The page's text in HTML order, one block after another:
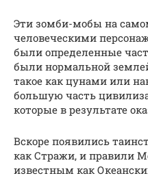
Эти зомби-мобы на
человеческими
были определенные
были нормальной
такое как цунами или
большую часть
которые в результате
Вскоре появились
как Стражи, и правили
известным как